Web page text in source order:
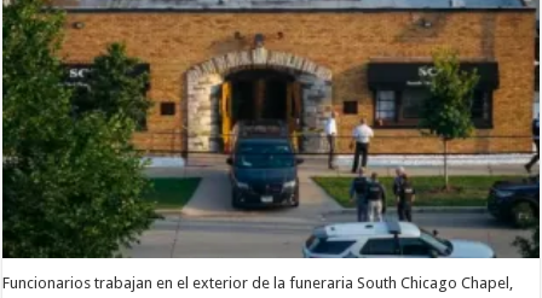
en
una
funeraria
abandonada
de
Chicago
Funcionarios trabajan en el exterior de la funeraria South Chicago Chapel,